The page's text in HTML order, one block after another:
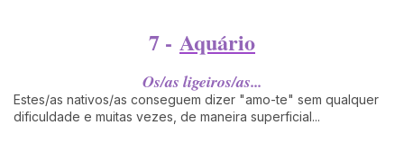
7 - Aquário
Os/as ligeiros/as...
Estes/as nativos/as conseguem dizer "amo-te" sem qualquer
dificuldade e muitas vezes, de maneira superficial...